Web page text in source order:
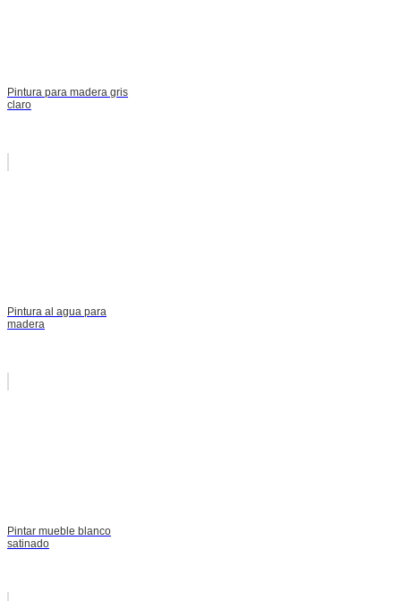
Pintura para madera gris
claro
Pintura al agua para
madera
Pintar mueble blanco
satinado